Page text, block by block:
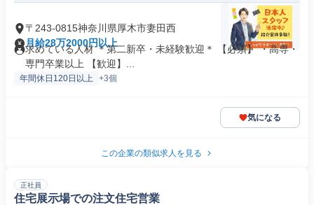
〒243-0815神奈川県厚木市妻田西
月給28万2000円以上
求めている人材 ＊第二新卒・未経験歓迎＊ 【必須】 ・高専・
専門卒業以上 【歓迎】...
年間休日120日以上 +3個
気になる
この企業の類似求人を見る
正社員
住宅展示場での注文住宅営業